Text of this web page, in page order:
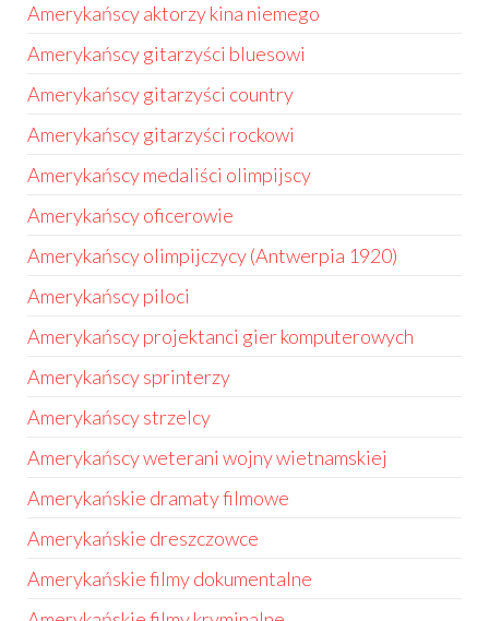
Amerykańscy aktorzy kina niemego
Amerykańscy gitarzyści bluesowi
Amerykańscy gitarzyści country
Amerykańscy gitarzyści rockowi
Amerykańscy medaliści olimpijscy
Amerykańscy oficerowie
Amerykańscy olimpijczycy (Antwerpia 1920)
Amerykańscy piloci
Amerykańscy projektanci gier komputerowych
Amerykańscy sprinterzy
Amerykańscy strzelcy
Amerykańscy weterani wojny wietnamskiej
Amerykańskie dramaty filmowe
Amerykańskie dreszczowce
Amerykańskie filmy dokumentalne